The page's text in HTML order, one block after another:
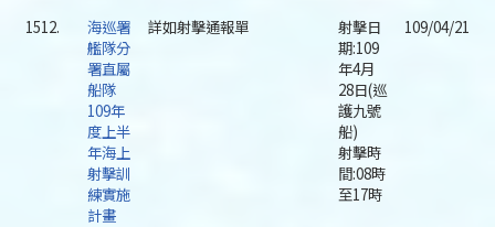
1512.
海巡署
艦隊分
署直屬
船隊
109年
度上半
年海上
射擊訓
練實施
計畫
詳如射擊通報單
射擊日
期:109
年4月
28日(巡
護九號
船)
射擊時
間:08時
至17時
109/04/21